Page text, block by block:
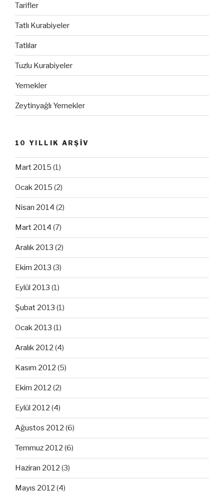
Tarifler
Tatlı Kurabiyeler
Tatlılar
Tuzlu Kurabiyeler
Yemekler
Zeytinyağlı Yemekler
10 YILLIK ARŞİV
Mart 2015 (1)
Ocak 2015 (2)
Nisan 2014 (2)
Mart 2014 (7)
Aralık 2013 (2)
Ekim 2013 (3)
Eylül 2013 (1)
Şubat 2013 (1)
Ocak 2013 (1)
Aralık 2012 (4)
Kasım 2012 (5)
Ekim 2012 (2)
Eylül 2012 (4)
Ağustos 2012 (6)
Temmuz 2012 (6)
Haziran 2012 (3)
Mayıs 2012 (4)